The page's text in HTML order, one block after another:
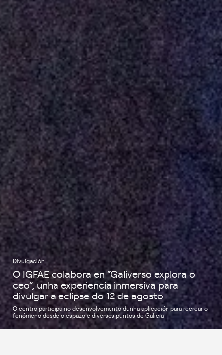
Divulgación
O IGFAE colabora en “Galiverso explora o
ceo”, unha experiencia inmersiva para
divulgar a eclipse do 12 de agosto
O centro participa no desenvolvemento dunha aplicación para recrear o
fenómeno desde o espazo e diversos puntos de Galicia